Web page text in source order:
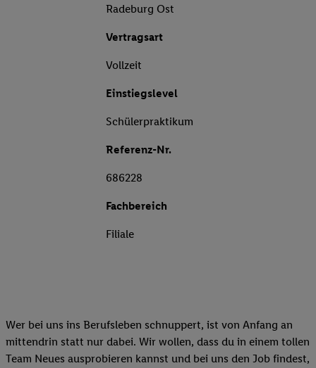
Radeburg Ost
Vertragsart
Vollzeit
Einstiegslevel
Schülerpraktikum
Referenz-Nr.
686228
Fachbereich
Filiale
Wer bei uns ins Berufsleben schnuppert, ist von Anfang an
mittendrin statt nur dabei. Wir wollen, dass du in einem tollen
Team Neues ausprobieren kannst und bei uns den Job findest,